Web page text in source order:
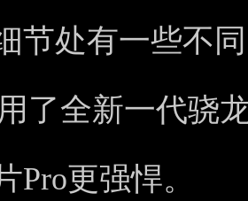
节处有一些不
了全新一代骁
Pro更强悍。